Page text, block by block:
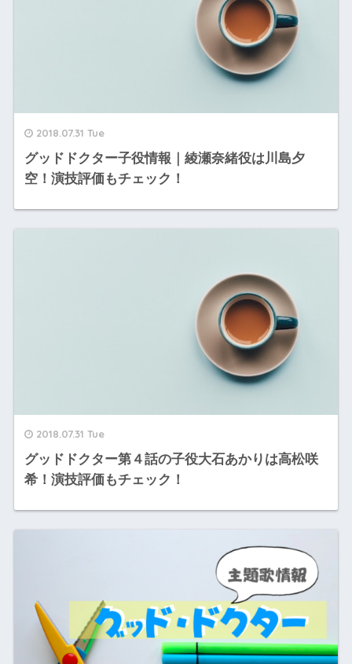
2018.07.31 Tue
グッドドクター子役情報｜綾瀬奈緒役は川島夕
空！演技評価もチェック！
2018.07.31 Tue
グッドドクター第４話の子役大石あかりは高松咲
希！演技評価もチェック！